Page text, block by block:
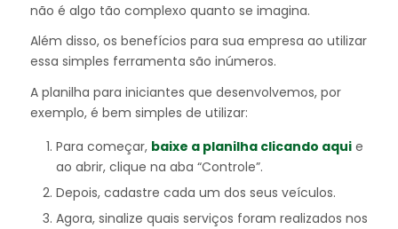
não é algo tão complexo quanto se imagina.
Além disso, os benefícios para sua empresa ao utilizar
essa simples ferramenta são inúmeros.
A planilha para iniciantes que desenvolvemos, por
exemplo, é bem simples de utilizar:
Para começar, baixe a planilha clicando aquie
ao abrir, clique na aba “Controle”.
Depois, cadastre cada um dos seus veículos.
Agora, sinalize quais serviços foram realizados nos